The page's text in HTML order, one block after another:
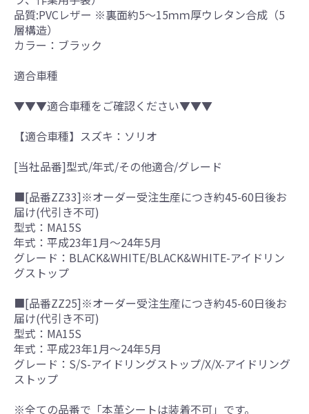
品質:PVCレザー ※裏面約5～15ｍｍ厚ウレタン合成（5
層構造）
カラー：ブラック
適合車種
▼▼▼適合車種をご確認ください▼▼▼
【適合車種】スズキ：ソリオ
[当社品番]型式/年式/その他適合/グレード
■[品番ZZ33]※オーダー受注生産につき約45-60日後お
届け(代引き不可)
型式：MA15S
年式：平成23年1月～24年5月
グレード：BLACK&WHITE/BLACK&WHITE-アイドリン
グストップ
■[品番ZZ25]※オーダー受注生産につき約45-60日後お
届け(代引き不可)
型式：MA15S
年式：平成23年1月～24年5月
グレード：S/S-アイドリングストップ/X/X-アイドリング
ストップ
※全ての品番で「本革シートは装着不可」です。